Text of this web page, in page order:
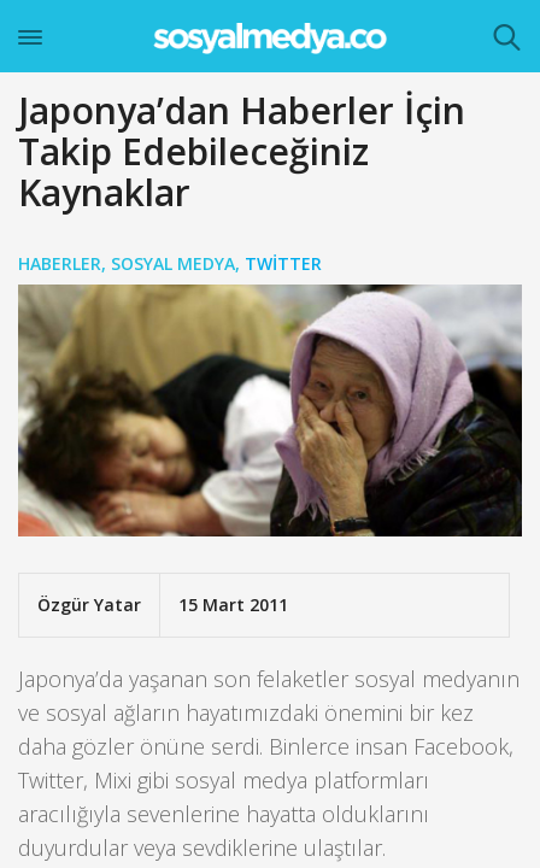
Japonya’dan Haberler İçin
Takip Edebileceğiniz
Kaynaklar
HABERLER, SOSYAL MEDYA, TWITTER
Özgür Yatar 15 Mart 2011
Japonya’da yaşanan son felaketler sosyal medyanın
ve sosyal ağların hayatımızdaki önemini bir kez
daha gözler önüne serdi. Binlerce insan Facebook,
Twitter, Mixi gibi sosyal medya platformları
aracılığıyla sevenlerine hayatta olduklarını
duyurdular veya sevdiklerine ulaştılar.